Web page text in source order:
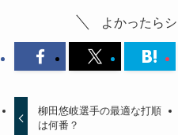
よかったら
柳田悠岐選手の最適な打順
は何番？